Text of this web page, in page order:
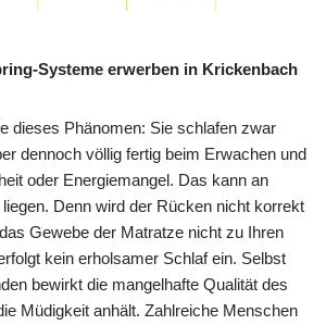
Systeme erwerben in Krickenbach
dieses Phänomen: Sie schlafen zwar
dennoch völlig fertig beim Erwachen und
oder Energiemangel. Das kann an
Denn wird der Rücken nicht korrekt
Gewebe der Matratze nicht zu Ihren
kein erholsamer Schlaf ein. Selbst
bewirkt die mangelhafte Qualität des
Müdigkeit anhält. Zahlreiche Menschen